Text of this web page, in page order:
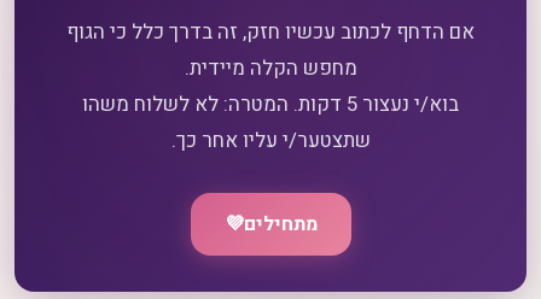
אם הדחף לכתוב עכשיו חזק, זה בדרך כלל כי הגוף
בוא/י נעצור 5 דקות. המטרה: לא לשלוח משהו
שתצטער/י עליו אחר כך.
מתחילים💜